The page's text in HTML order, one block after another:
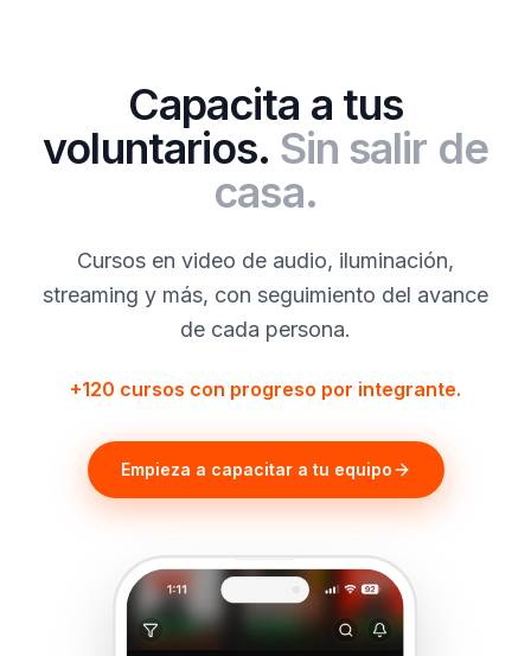
Capacita a tus
voluntarios. Sin salir de
casa.
Cursos en video de audio, iluminación,
streaming y más, con seguimiento del avance
de cada persona.
+120 cursos con progreso por integrante.
Empieza a capacitar a tu equipo